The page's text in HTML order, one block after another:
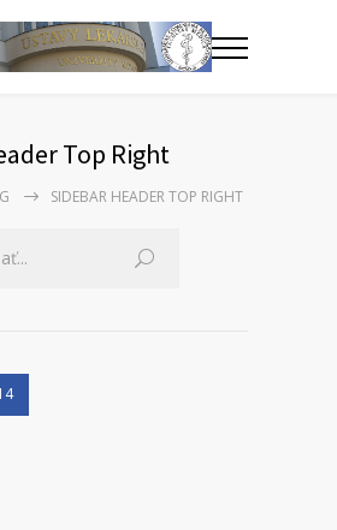
Top Right
SIDEBAR HEADER TOP RIGHT